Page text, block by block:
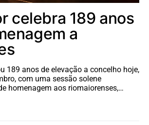
celebra 189 anos
a
189 anos de elevação a concelho hoje,
com uma sessão solene
homenagem aos riomaiorenses,…